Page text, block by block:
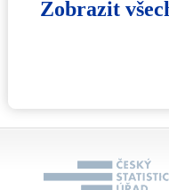
Zobrazit